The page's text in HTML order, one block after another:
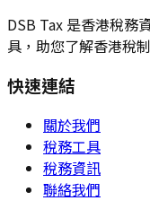
DSB Tax 是香港稅務
具，助您了解香港稅
快速連結
關於我們
稅務工具
稅務資訊
聯絡我們